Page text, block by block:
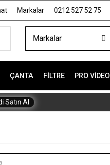
Markalar 0212 527 52 75
Markalar
ÇANTA FILTRE PRO VIDEO
Satın Al